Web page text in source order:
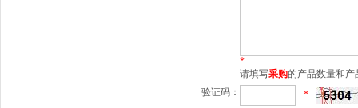
*
请填写采购的产品数量和产
验证码：
*